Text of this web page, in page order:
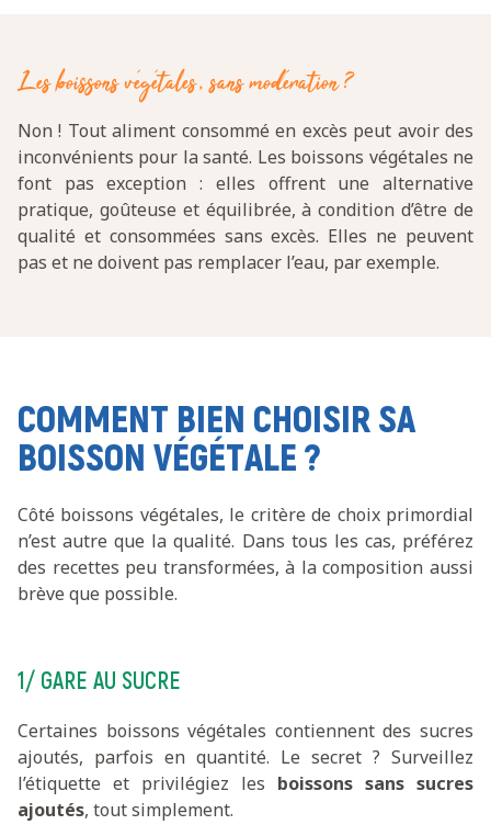
Les boissons végétales, sans modération ?
Non ! Tout aliment consommé en excès peut avoir des
inconvénients pour la santé. Les boissons végétales ne
font pas exception : elles offrent une alternative
pratique, goûteuse et équilibrée, à condition d’être de
qualité et consommées sans excès. Elles ne peuvent
pas et ne doivent pas remplacer l’eau, par exemple.
COMMENT BIEN CHOISIR SA
BOISSON VÉGÉTALE ?
Côté boissons végétales, le critère de choix primordial
n’est autre que la qualité. Dans tous les cas, préférez
des recettes peu transformées, à la composition aussi
brève que possible.
1/ GARE AU SUCRE
Certaines boissons végétales contiennent des sucres
ajoutés, parfois en quantité. Le secret ? Surveillez
l’étiquette et privilégiez les boissons sans sucres
ajoutés, tout simplement.